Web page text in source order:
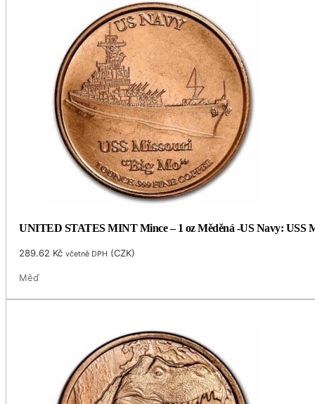
UNITED STATES MINT Mince – 1 oz Měděná -US Navy: USS
289.62 Kč včetně DPH (CZK)
Měď